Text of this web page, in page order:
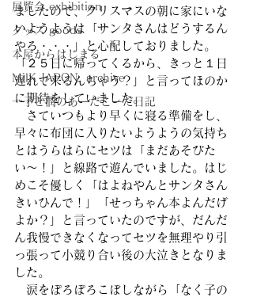
展覧会 exhibition
グッズ goods
本屋からはじまる
MilK JAPON, archive
一子と潤のあーだこーだ日記
ましたので、クリスマスの朝に家にいな
いようようは「サンタさんはどうするん
やろ・・・」と心配しておりました。
「２５日に帰ってくるから、きっと１日
遅れで来るんちゃう？」と言ってほのか
に期待をしていました。
さていつもより早くに寝る準備をし、
早々に布団に入りたいようようの気持ち
とはうらはらにセツは「まだあそびた
い〜！」と線路で遊んでいました。はじ
めこそ優しく「はよねやんとサンタさん
きいひんで！」「せっちゃん本よんだげ
よか？」と言っていたのですが、だんだ
ん我慢できなくなってセツを無理やり引
っ張って小競り合い後の大泣きとなりま
した。
涙をぽろぽろこぼしながら「なく子の